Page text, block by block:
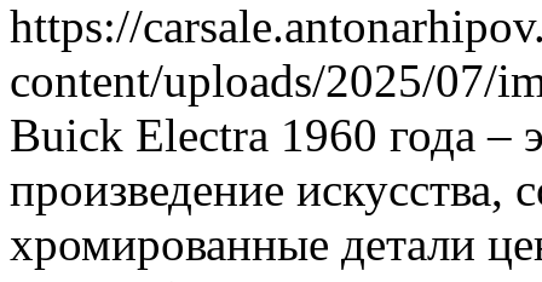
https://
content/uploads/2025/07/
Buick Electra 1960 года –
произведение искусства,
хромированные детали